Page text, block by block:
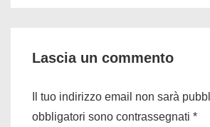
Lascia un commento
Il tuo indirizzo email non sarà
obbligatori sono contrassegnati *